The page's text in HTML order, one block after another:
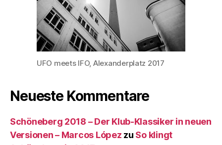
UFO meets IFO, Alexanderplatz 2017
Neueste Kommentare
Schöneberg 2018 – Der Klub-Klassiker in neuen
Versionen – Marcos López zu So klingt